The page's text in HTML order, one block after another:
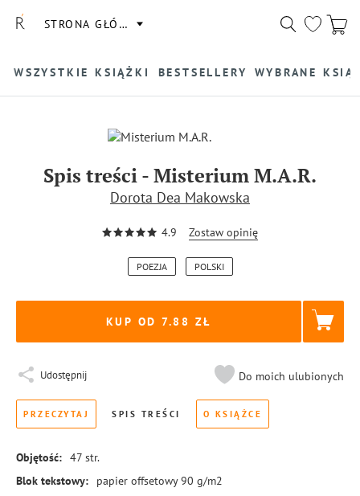
STRONA GŁÓWNA
WSZYSTKIE KSIĄŻKI BESTSELLERY WYBRANE
Spis treści-Misterium M.A.R.
Dorota Dea Makowska
4.9 Zostaw opinię
POEZJA POLSKI
KUP OD 7.88
Udostępnij Do moich ulubionych
PRZECZYTAJ SPIS TREŚCI O KSIĄŻCE
Objętość: 47 str.
Blok tekstowy:
papier offsetowy 90 g/m2